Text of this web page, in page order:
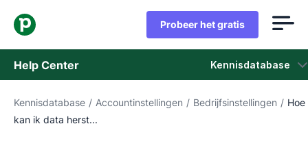
Probeer het gratis
Help Center Kennisdatabase
Kennisdatabase
Kennisdatabase / Accountinstellingen / Bedrijfsinstellingen / Hoe
kan ik data herst...